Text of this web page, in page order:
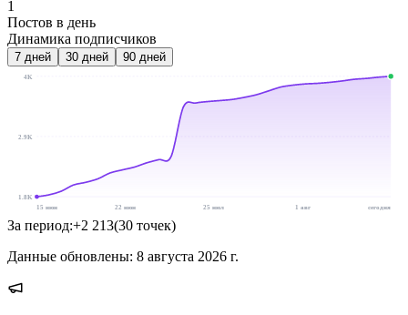
1
Постов в день
Динамика подписчиков
7 дней 30 дней 90 дней
4K
2.9K
1.8K
15 июн
22 июн 25 июл 1 авг сегодня
За период:+2 213(30 точек)
Данные обновлены: 8 августа 2026 г.